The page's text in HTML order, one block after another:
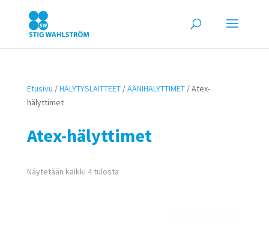
Etusivu /HÄLYTYSLAITTEET/ÄÄNIHÄLYTTIMET/ Atex-
hälyttimet
Atex-hälyttimet
Näytetään kaikki 4 tulosta